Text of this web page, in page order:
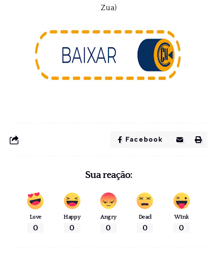
Zua)
Facebook
Sua reação:
Love
0
Happy
0
Angry
0
Dead
0
Wink
0